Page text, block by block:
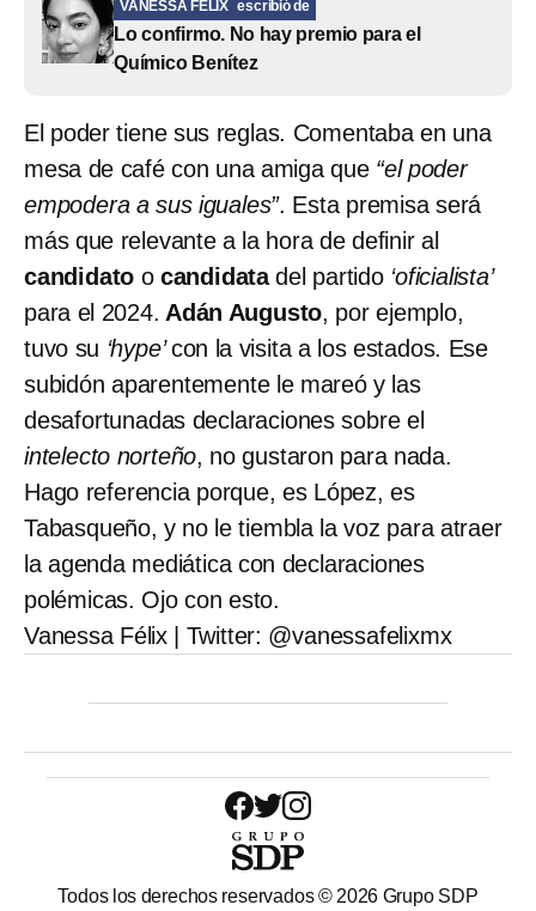
VANESSA FÉLIX escribió de
Lo confirmo. No hay premio para el
Químico Benítez
El poder tiene sus reglas. Comentaba en una
mesa de café con una amiga que “el poder
empodera a sus iguales”. Esta premisa será
más que relevante a la hora de definir al
candidato o candidatadel partido‘oficialista’
para el 2024. Adán Augusto, por ejemplo,
tuvo su ‘hype’con la visita a los estados. Ese
subidón aparentemente le mareó y las
desafortunadas declaraciones sobre el
intelecto norteño, no gustaron para nada.
Hago referencia porque, es López, es
Tabasqueño, y no le tiembla la voz para atraer
la agenda mediática con declaraciones
polémicas. Ojo con esto.
Vanessa Félix | Twitter: @vanessafelixmx
Todos los derechos reservados © 2026 Grupo SDP